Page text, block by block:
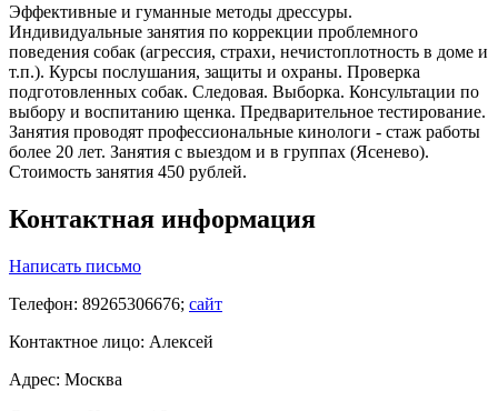
Эффективные и гуманные методы дрессуры.
Индивидуальные занятия по коррекции проблемного
поведения собак (агрессия, страхи, нечистоплотность в доме и
т.п.). Курсы послушания, защиты и охраны. Проверка
подготовленных собак. Следовая. Выборка. Консультации по
выбору и воспитанию щенка. Предварительное тестирование.
Занятия проводят профессиональные кинологи - стаж работы
более 20 лет. Занятия с выездом и в группах (Ясенево).
Стоимость занятия 450 рублей.
Контактная информация
Написать письмо
Телефон: 89265306676; сайт
Контактное лицо: Алексей
Адрес: Москва